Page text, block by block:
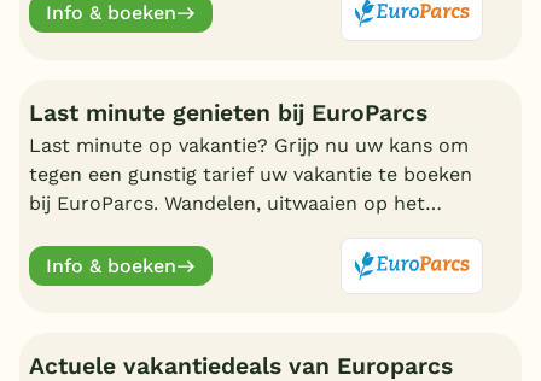
Info & boeken
Last minute genieten bij EuroParcs
Last minute op vakantie? Grijp nu uw kans om
tegen een gunstig tarief uw vakantie te boeken
bij EuroParcs. Wandelen, uitwaaien op het
eigen bungalow
Info & boeken
Actuele vakantiedeals van Europarcs